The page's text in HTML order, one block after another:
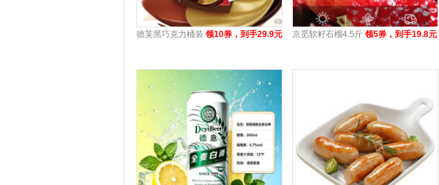
德芙黑巧克力桶装 领10券，到手29.9元 京觅软籽石榴4.5斤 领5券，到手19.8元